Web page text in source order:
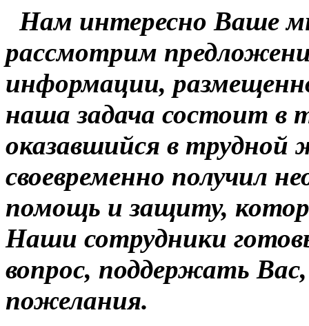
Нам интересно Ваше
рассмотрим
информации,
наша задача состоит в
оказавшийся в трудной
своевременно получил
помощь и защиту,
Наши сотрудники
вопрос, поддержать
пожелания.